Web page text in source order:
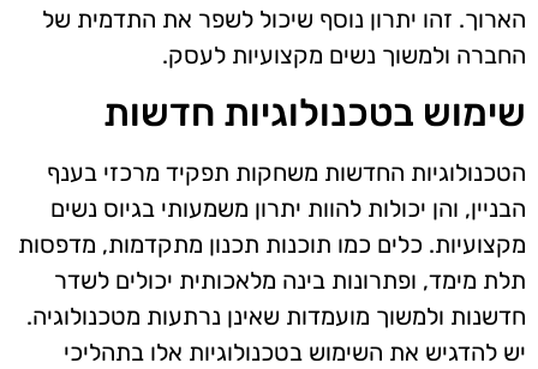
הארוך. זהו יתרון נוסף שיכול לשפר את התדמית של
החברה ולמשוך נשים מקצועיות לעסק.
שימוש בטכנולוגיות חדשות
הטכנולוגיות החדשות משחקות תפקיד מרכזי בענף
הבניין, והן יכולות להוות יתרון משמעותי בגיוס נשים
מקצועיות. כלים כמו תוכנות תכנון מתקדמות, מדפסות
תלת מימד, ופתרונות בינה מלאכותית יכולים לשדר
חדשנות ולמשוך מועמדות שאינן נרתעות מטכנולוגיה.
יש להדגיש את השימוש בטכנולוגיות אלו בתהליכי